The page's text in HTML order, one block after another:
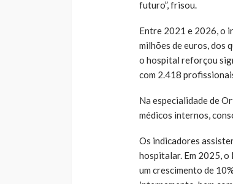
futuro”, frisou.
Entre 2021 e 2026, o
milhões de euros, dos
o hospital reforçou
com 2.418
Na especialidade de
médicos internos,
Os indicadores
hospitalar. Em 2025, o
um crescimento de